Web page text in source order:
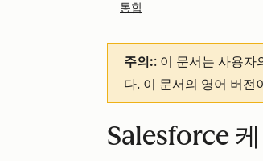
통합
주의:: 이 문서는 사용자
다. 이 문서의 영어 버전
Salesforce